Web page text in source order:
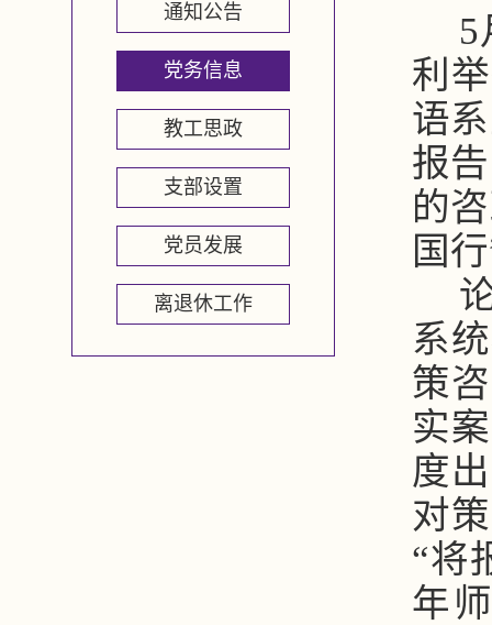
通知公告
党务信息
教工思政
支部设置
党员发展
离退休工作
5
利
语
报
的
国
系
策
实
度
对
“将
年